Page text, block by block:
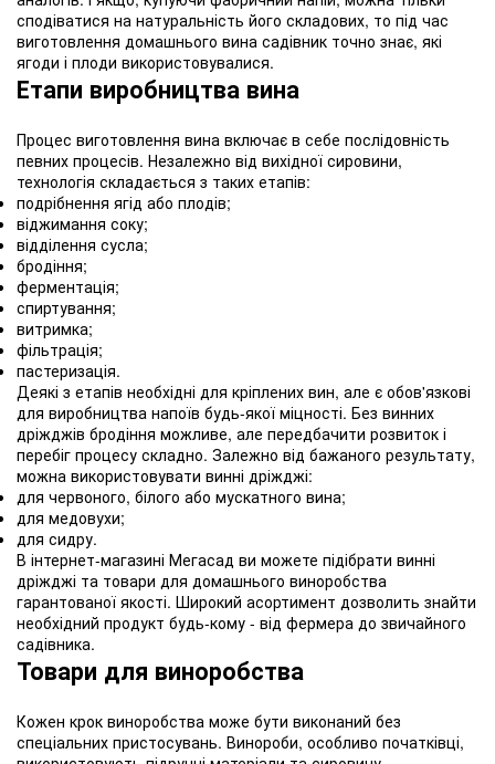
сподіватися на натуральність його складових, то під час
виготовлення домашнього вина садівник точно знає, які
ягоди і плоди використовувалися.
Етапи виробництва вина
Процес виготовлення вина включає в себе послідовність
певних процесів. Незалежно від вихідної сировини,
технологія складається з таких етапів:
подрібнення ягід або плодів;
віджимання соку;
відділення сусла;
бродіння;
ферментація;
спиртування;
витримка;
фільтрація;
пастеризація.
Деякі з етапів необхідні для кріплених вин, але є обов'язкові
для виробництва напоїв будь-якої міцності. Без винних
дріжджів бродіння можливе, але передбачити розвиток і
перебіг процесу складно. Залежно від бажаного результату,
можна використовувати винні дріжджі:
для червоного, білого або мускатного вина;
для медовухи;
для сидру.
В інтернет-магазині Мегасад ви можете підібрати винні
дріжджі та товари для домашнього виноробства
гарантованої якості. Широкий асортимент дозволить знайти
необхідний продукт будь-кому - від фермера до звичайного
садівника.
Товари для виноробства
Кожен крок виноробства може бути виконаний без
спеціальних пристосувань. Винороби, особливо початківці,